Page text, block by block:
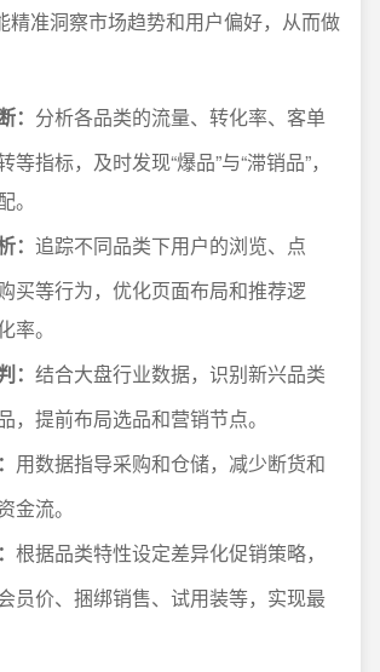
精准洞察市场趋势和用户偏好，从而做
： 分析各品类的流量、转化率、客单
等指标，及时发现“爆品”与“滞销品”，
。
： 追踪不同品类下用户的浏览、点
买等行为，优化页面布局和推荐逻
率。
： 结合大盘行业数据，识别新兴品类
，提前布局选品和营销节点。
用数据指导采购和仓储，减少断货和
金流。
根据品类特性设定差异化促销策略，
员价、捆绑销售、试用装等，实现最